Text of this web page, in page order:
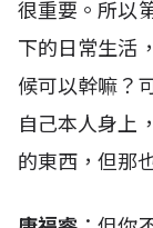
很重要。所以
下的日常生活
候可以幹嘛？
自己本人身上
的東西，但那